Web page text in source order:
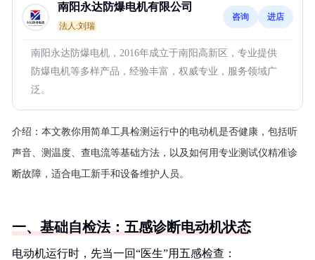
南阳永达防爆电机有限公司
法人:刘瑞
咨询 进店
南阳永达防爆电机，2016年成立于南阳高新区，专业提供
防爆电机等多样产品，经验丰富，权威专业，服务领域广
泛。
介绍： 本文教你用简单工具检测运行中的电动机是否健康，包括听
声音、测温度、查电流等基础方法，以及如何用专业测试仪精准诊
断故障，适合电工新手和设备维护人员。
一、基础自检法：五感诊断电动机状态
电动机运行时，先当一回“医生”用五感检查：